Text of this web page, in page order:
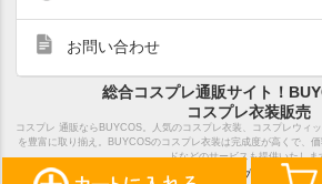
お問い合わせ
総合コスプレ通販サイト！
コスプレ衣装販売
コスプレ 通販ならBUYCOS。人気のコスプレ衣装、コスプレウィ
を豊富に取り揃え。BUYCOSのコスプレ衣装は完成度が高くで、
ドなどのサービスも提供いたしま
ホーム サイトマップ 特定商